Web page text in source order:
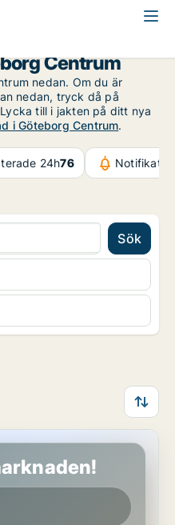
Centrum
nedan. Om du är
nedan, tryck då på
till i jakten på ditt nya
i Göteborg Centrum.
24h76
Sök